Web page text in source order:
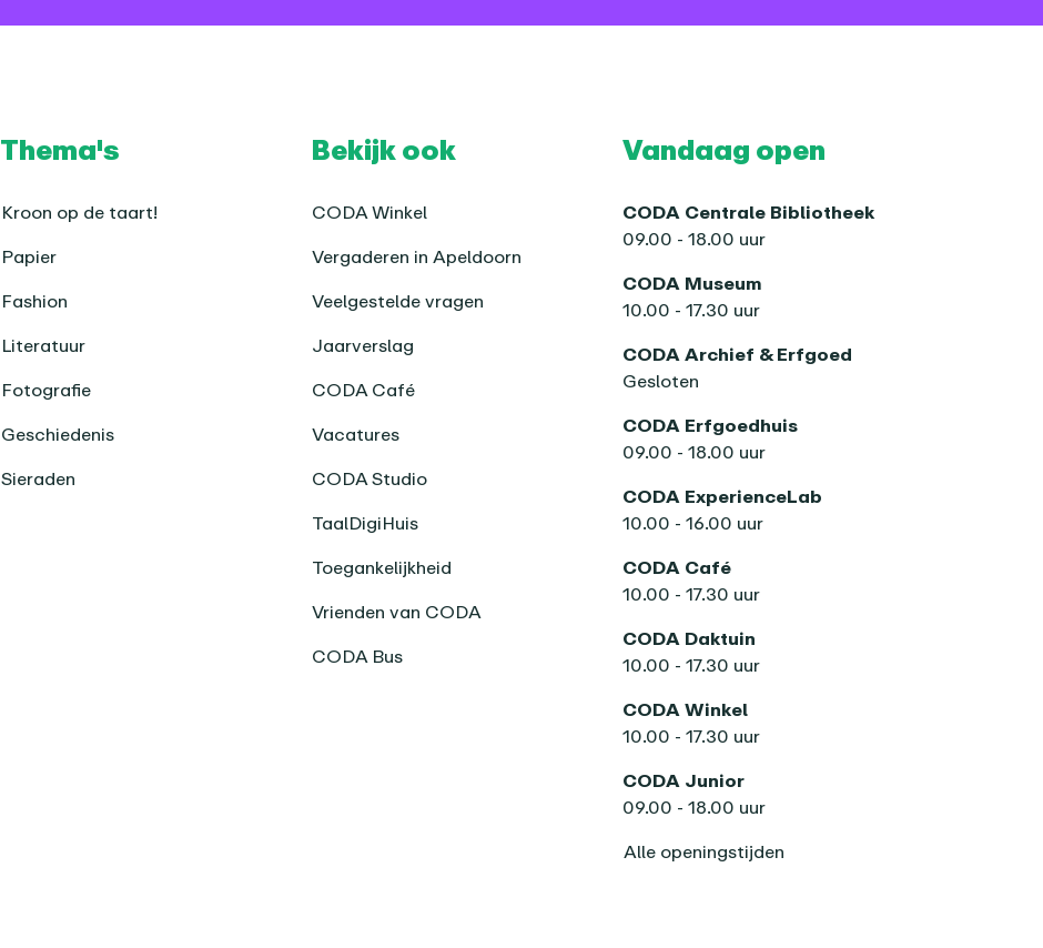
Thema's
Kroon op de taart!
Papier
Fashion
Literatuur
Fotografie
Geschiedenis
Sieraden
Bekijk ook
CODA Winkel
Vergaderen in Apeldoorn
Veelgestelde vragen
Jaarverslag
CODA Café
Vacatures
CODA Studio
TaalDigiHuis
Toegankelijkheid
Vrienden van CODA
CODA Bus
Vandaag open
CODA Centrale Bibliotheek
09.00 - 18.00 uur
CODA Museum
10.00 - 17.30 uur
CODA Archief & Erfgoed
Gesloten
CODA Erfgoedhuis
09.00 - 18.00 uur
CODA ExperienceLab
10.00 - 16.00 uur
CODA Café
10.00 - 17.30 uur
CODA Daktuin
10.00 - 17.30 uur
CODA Winkel
10.00 - 17.30 uur
CODA Junior
09.00 - 18.00 uur
Alle openingstijden